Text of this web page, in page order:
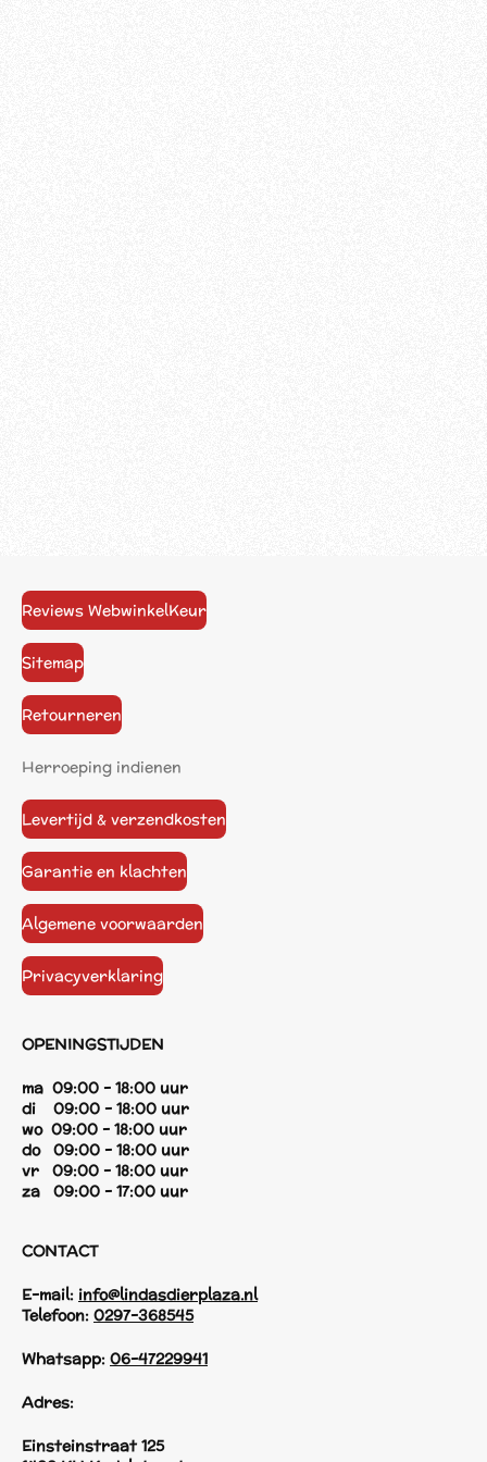
Reviews WebwinkelKeur
Sitemap
Retourneren
Herroeping indienen
Levertijd & verzendkosten
Garantie en klachten
Algemene voorwaarden
Privacyverklaring
OPENINGSTIJDEN
ma 09:00 - 18:00 uur
di 09:00 - 18:00 uur
wo 09:00 - 18:00 uur
do 09:00 - 18:00 uur
vr 09:00 - 18:00 uur
za 09:00 - 17:00 uur
CONTACT
E-mail: info@lindasdierplaza.nl
Telefoon: 0297-368545
Whatsapp: 06-47229941
Adres:
Einsteinstraat 125